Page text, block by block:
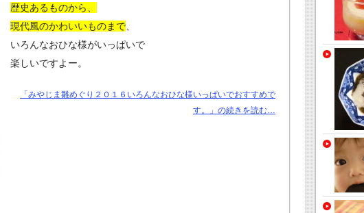
歴史あるものから、
現代風のかわいいものまで
いろんなおひな様がいっぱいで
楽しいですよー。
「みやじま雛めぐり２０１６いろんなおひな様いっぱいでおすすめで
す。」の続きを読む…